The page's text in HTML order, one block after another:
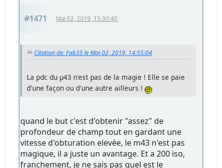
#1471 Mai 02, 2019, 15:30:40
Citation de: Fab35 le Mai 02, 2019, 14:55:04
La pdc du µ43 n'est pas de la magie ! Elle se paie
d'une façon ou d'une autre ailleurs !
quand le but c'est d'obtenir "assez" de
profondeur de champ tout en gardant une
vitesse d'obturation elevée, le m43 n'est pas
magique, il a juste un avantage. Et a 200 iso,
franchement, je ne sais pas quel est le